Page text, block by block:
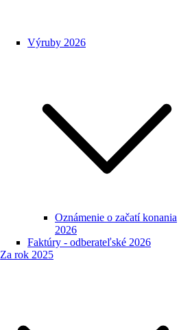
Výruby 2026
Oznámenie o začatí konania
2026
Faktúry - odberateľské 2026
Za rok 2025